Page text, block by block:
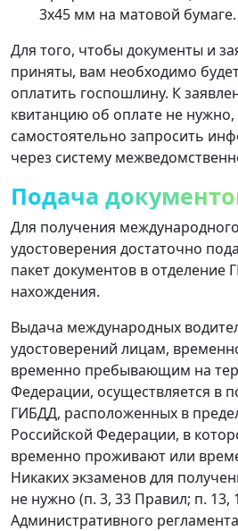
3х45 мм на матовой бумаге.
Для того, чтобы документы и
приняты, вам необходимо
оплатить госпошлину. К
квитанцию ​​об оплате не
самостоятельно запросить
через систему
Подача
Для получения
удостоверения достаточно
пакет документов в отделение
нахождения.
Выдача международных
удостоверений лицам,
временно пребывающим на
Федерации, осуществляется в
ГИБДД, расположенных в
Российской Федерации, в
временно проживают или
Никаких экзаменов для
не нужно (п. 3, 33 Правил; п. 13,
Административного